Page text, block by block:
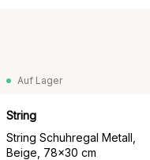
Auf Lager
String
String Schuhregal Metall,
Beige, 78x30 cm